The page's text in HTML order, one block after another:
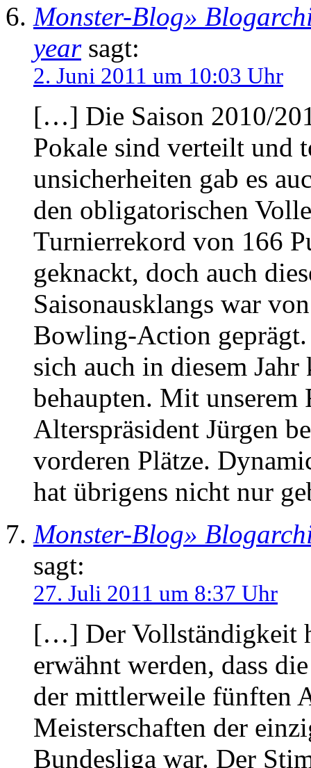
Monster-Blog»
yearsagt:
2. Juni 2011 um 10:03 Uhr
[…] Die Saison 2010/
Pokale sind verteilt und
unsicherheiten gab es
den obligatorischen
Turnierrekord von 166
geknackt, doch auch
Saisonausklangs war
Bowling-Action geprägt.
sich auch in diesem
behaupten. Mit unserem
Alterspräsident Jürgen
vorderen Plätze.
hat übrigens nicht nur
Monster-Blog»
sagt:
27. Juli 2011 um 8:37 Uhr
[…] Der Vollständigkeit
erwähnt werden, dass
der mittlerweile fünften
Meisterschaften der
Bundesliga war. Der